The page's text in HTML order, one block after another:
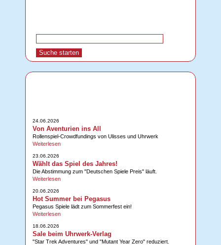
24.06.2026
Von Aventurien ins All
Rollenspiel-Crowdfundings von Ulisses und Uhrwerk
Weiterlesen
23.06.2026
Wählt das Spiel des Jahres!
Die Abstimmung zum "Deutschen Spiele Preis" läuft.
Weiterlesen
20.06.2026
Hot Summer bei Pegasus
Pegasus Spiele lädt zum Sommerfest ein!
Weiterlesen
18.06.2026
Sale beim Uhrwerk-Verlag
"Star Trek Adventures" und "Mutant Year Zero" reduziert.